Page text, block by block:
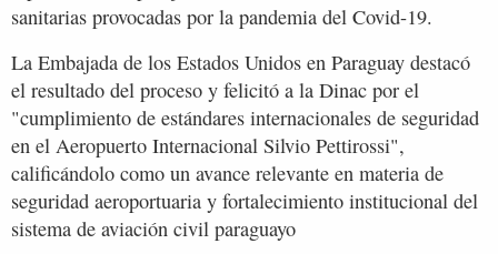
sanitarias provocadas por la pandemia del Covid-19.
La Embajada de los Estados Unidos en Paraguay destacó
el resultado del proceso y felicitó a la Dinac por el
"cumplimiento de estándares internacionales de seguridad
en el Aeropuerto Internacional Silvio Pettirossi",
calificándolo como un avance relevante en materia de
seguridad aeroportuaria y fortalecimiento institucional del
sistema de aviación civil paraguayo